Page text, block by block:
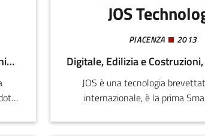
Edilizia e Costruzioni, Energia e Sostenibilità
JOS
PIACENZA 2013
JOS è una tecnologia
internazionale, è la prima
presa ad alta potenza, su cui